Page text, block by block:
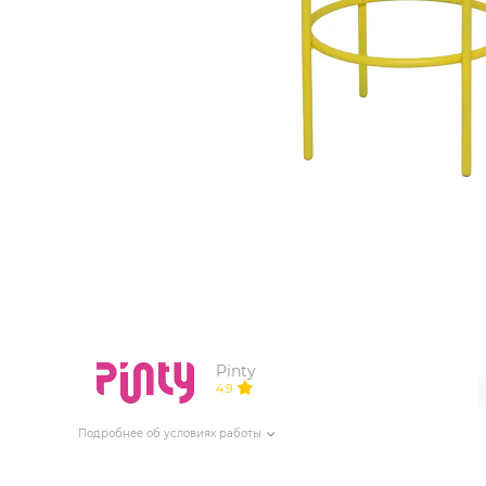
ИЗДЕЛИЯ ДЛЯ КОМФОРТА
ТЕХНИЧЕСКОЕ ОБОРУДОВАНИЕ
Pinty
4.9
Подробнее об условиях работы